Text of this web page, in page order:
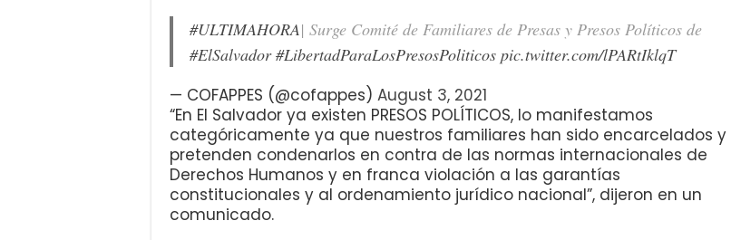
#ULTIMAHORA| Surge Comité de Familiares de Presas y Presos Políticos de
#ElSalvador #LibertadParaLosPresosPoliticos pic.twitter.com/lPARtIklqT
— COFAPPES (@cofappes) August 3, 2021
“En El Salvador ya existen PRESOS POLÍTICOS, lo manifestamos
categóricamente ya que nuestros familiares han sido encarcelados y
pretenden condenarlos en contra de las normas internacionales de
Derechos Humanos y en franca violación a las garantías
constitucionales y al ordenamiento jurídico nacional”, dijeron en un
comunicado.